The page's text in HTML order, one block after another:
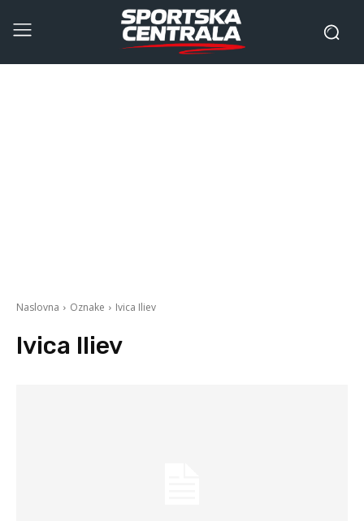
Naslovna Oznake Ivica Iliev
Ivica Iliev